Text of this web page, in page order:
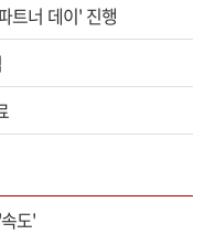
트너 데이' 진행
도'